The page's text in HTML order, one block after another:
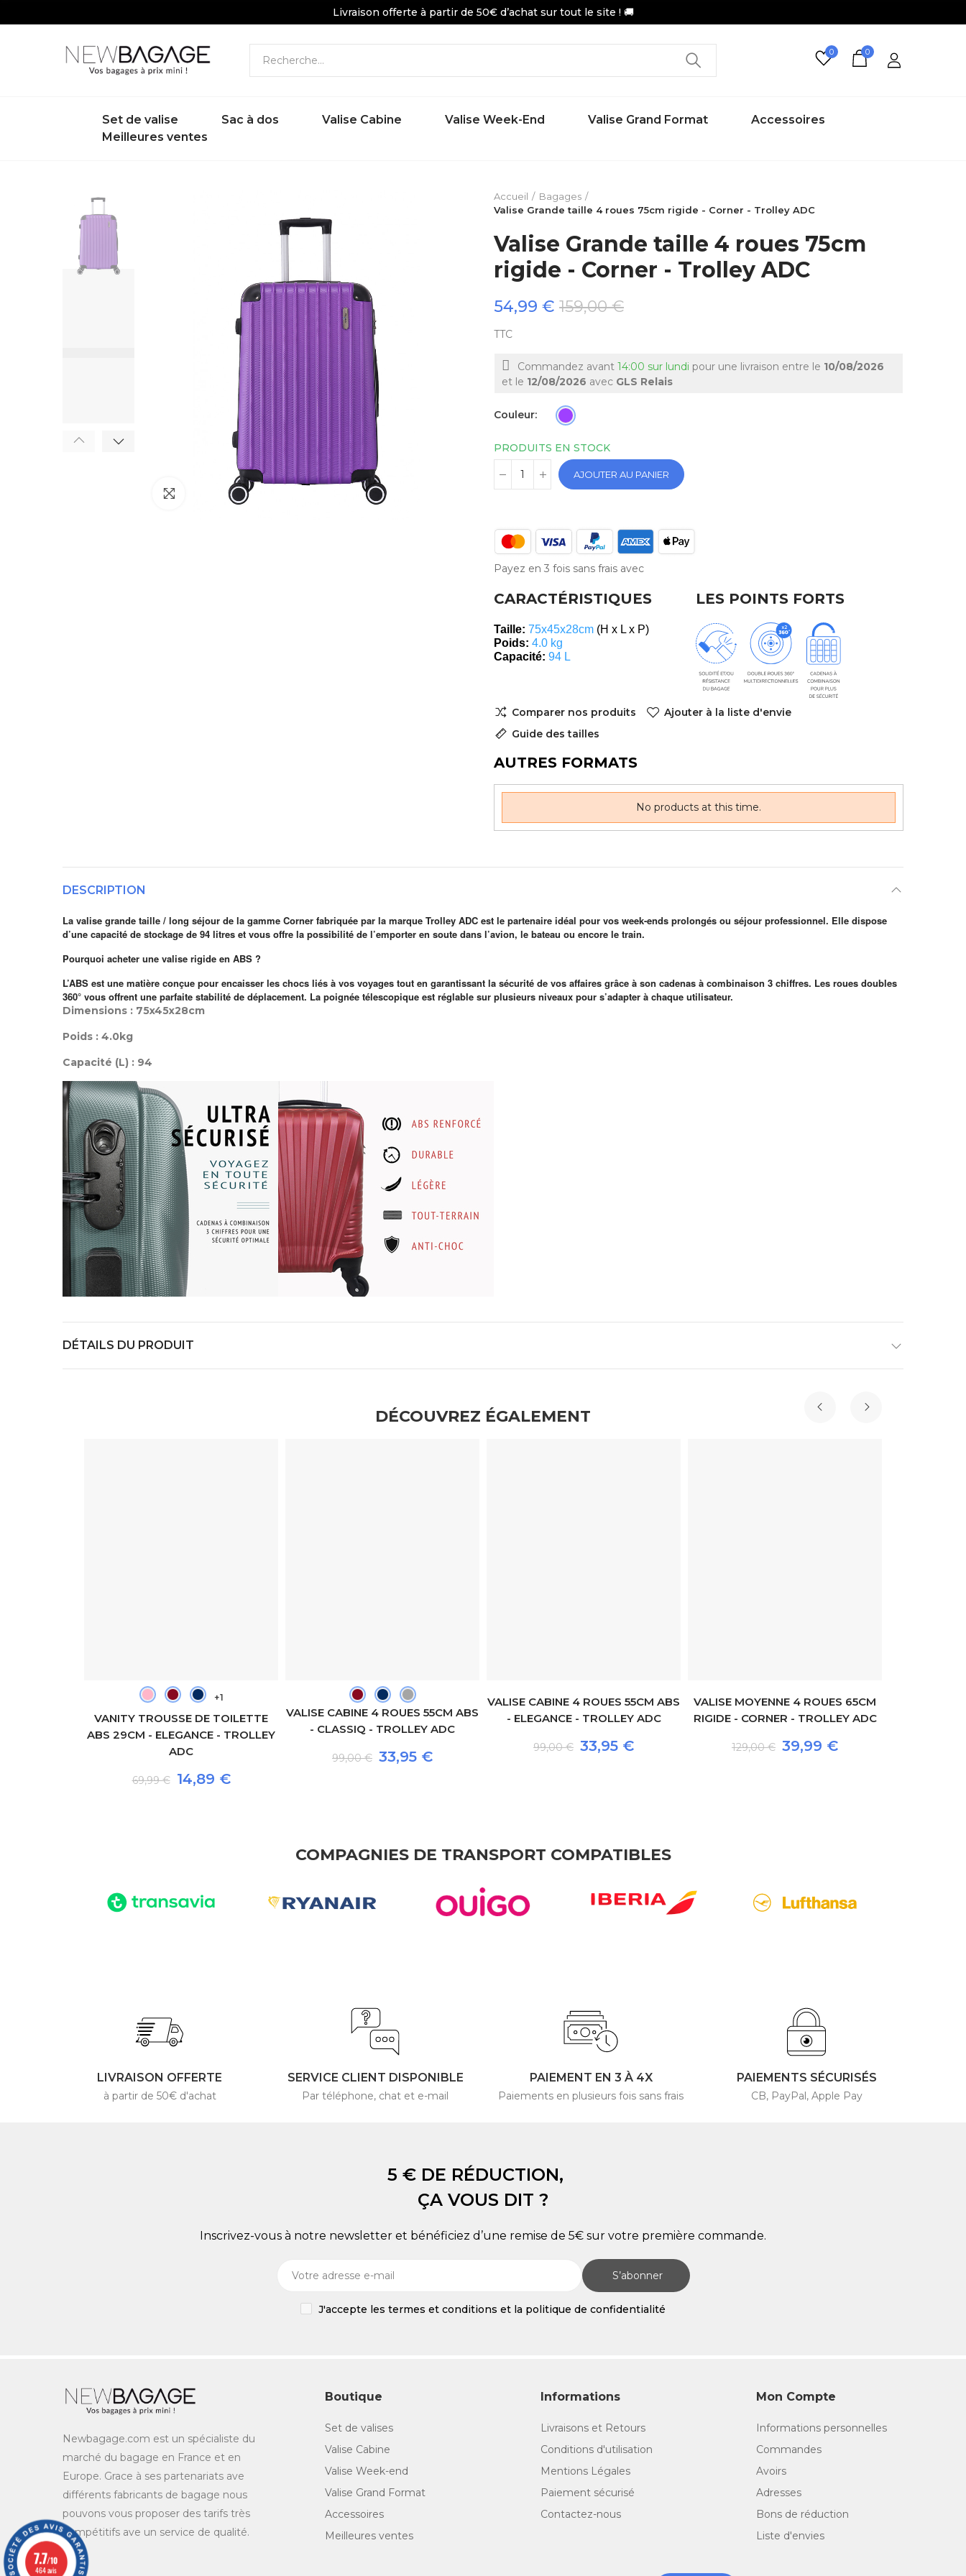
Livraison offerte à partir de 50€ d’achat sur tout le site ! 🚚
0 0
Set de valise Sac à dos Valise Cabine Valise Week-End Valise Grand Format
Accessoires
Meilleures ventes
Click to enlarge
Accueil
Bagages
Valise Grande taille 4 roues 75cm rigide - Corner - Trolley ADC
Valise Grande taille 4 roues 75cm
rigide - Corner - Trolley ADC
54,99 € 159,00 €
TTC
Commandez avant 14:00 sur lundi pour une livraison entre le 10/08/2026
et le 12/08/2026 avec GLS Relais
Couleur
PRODUITS EN STOCK
AJOUTER AU PANIER
Payez en 3 fois sans frais avec
CARACTÉRISTIQUES
Taille: 75x45x28cm (H x L x P)
Poids: 4.0 kg
Capacité: 94 L
LES POINTS FORTS
Comparer nos produits
Ajouter à la liste d'envie
Guide des tailles
AUTRES FORMATS
No products at this time.
DESCRIPTION
La valise grande taille / long séjour de la gamme Corner fabriquée par la marque Trolley ADC est le partenaire idéal pour vos week-ends prolongés ou séjour professionnel. Elle dispose
d’une capacité de stockage de 94 litres et vous offre la possibilité de l’emporter en soute dans l’avion, le bateau ou encore le train.
Pourquoi acheter une valise rigide en ABS ?
L’ABS est une matière conçue pour encaisser les chocs liés à vos voyages tout en garantissant la sécurité de vos affaires grâce à son cadenas à combinaison 3 chiffres. Les roues doubles
360° vous offrent une parfaite stabilité de déplacement. La poignée télescopique est réglable sur plusieurs niveaux pour s’adapter à chaque utilisateur.
Dimensions : 75x45x28cm
Poids : 4.0kg
Capacité (L) : 94
DÉTAILS DU PRODUIT
DÉCOUVREZ ÉGALEMENT
+1
VANITY TROUSSE DE TOILETTE
ABS 29CM - ELEGANCE - TROLLEY
ADC
69,99 € 14,89 €
VALISE CABINE 4 ROUES 55CM ABS
- CLASSIQ - TROLLEY ADC
99,00 € 33,95 €
VALISE CABINE 4 ROUES 55CM ABS
- ELEGANCE - TROLLEY ADC
99,00 € 33,95 €
VALISE MOYENNE 4 ROUES 65CM
RIGIDE - CORNER - TROLLEY ADC
129,00 € 39,99 €
COMPAGNIES DE TRANSPORT COMPATIBLES
LIVRAISON OFFERTE
à partir de 50€ d'achat
SERVICE CLIENT DISPONIBLE
Par téléphone, chat et e-mail
PAIEMENT EN 3 À 4X
Paiements en plusieurs fois sans frais
PAIEMENTS SÉCURISÉS
CB, PayPal, Apple Pay
5 € DE RÉDUCTION,
ÇA VOUS DIT ?
Inscrivez-vous à notre newsletter et bénéficiez d’une remise de 5€ sur votre première commande.
S’abonner
J'accepte les termes et conditions et la politique de confidentialité
Newbagage.com est un spécialiste du
marché du bagage en France et en
Europe. Grace à ses partenariats ave
différents fabricants de bagage nous
pouvons vous proposer des tarifs très
compétitifs ave un service de qualité.
Boutique
Set de valises
Valise Cabine
Valise Week-end
Valise Grand Format
Accessoires
Meilleures ventes
Informations
Livraisons et Retours
Conditions d'utilisation
Mentions Légales
Paiement sécurisé
Contactez-nous
Mon Compte
Informations personnelles
Commandes
Avoirs
Adresses
Bons de réduction
Liste d'envies
7.7/10
464 avis